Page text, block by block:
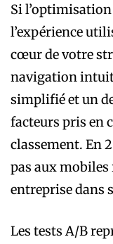
Si
l’expérience
cœur de votre
navigation
simplifié et un
facteurs pris en
classement. En
pas aux mobiles
entreprise dans
Les tests A/B